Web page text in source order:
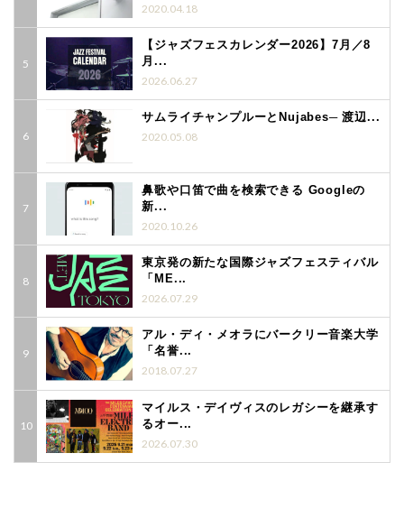
2020.04.18
【ジャズフェスカレンダー2026】7月／8
月...
2026.06.27
サムライチャンプルーとNujabes─ 渡辺...
2020.05.08
鼻歌や口笛で曲を検索できる Googleの
新...
2020.10.26
東京発の新たな国際ジャズフェスティバル
「ME...
2026.07.29
アル・ディ・メオラにバークリー音楽大学
「名誉...
2018.07.27
マイルス・デイヴィスのレガシーを継承す
るオー...
2026.07.30